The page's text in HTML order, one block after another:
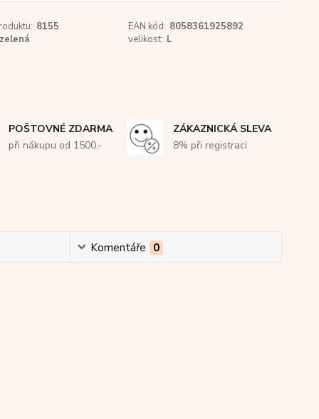
8155 EAN kód: 8058361925892
velikost: L
POŠTOVNÉ ZDARMA
při nákupu od 1500,-
ZÁKAZNICKÁ SLEVA
8% při registraci
Komentáře 0